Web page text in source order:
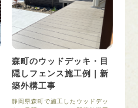
森町のウッドデッキ・目
隠しフェンス施工例｜新
築外構工事
静岡県森町で施工したウッドデッ